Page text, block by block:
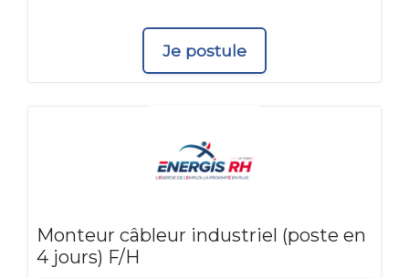
Je postule
Monteur câbleur industriel (poste en
4 jours) F/H